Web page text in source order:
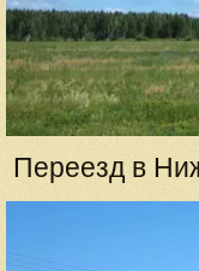
Переезд в